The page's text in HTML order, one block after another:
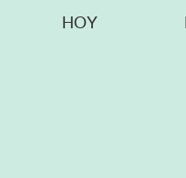
HOY